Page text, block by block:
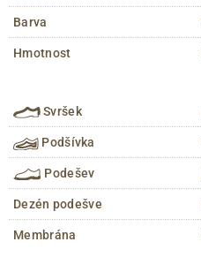
Barva
Hmotnost
Svršek
Podšívka
Podešev
Dezén podešve
Membrána